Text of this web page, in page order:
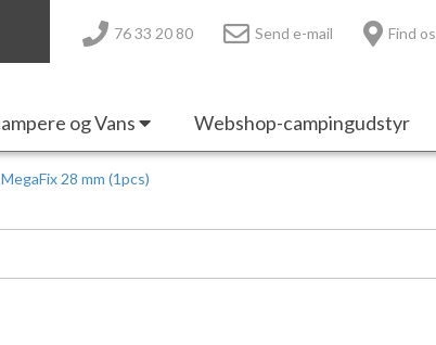
76 33 20 80 Send e-mail Find os
og Vans Webshop-campingudstyr
MegaFix 28 mm (1pcs)